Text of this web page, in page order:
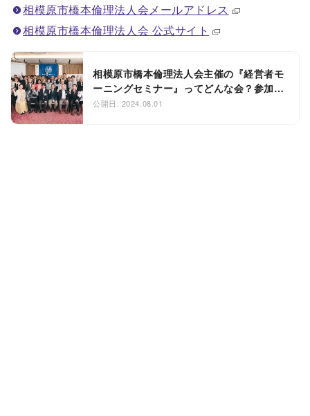
相模原市橋本倫理法人会メールアドレス
相模原市橋本倫理法人会 公式サイト
相模原市橋本倫理法人会主催の『経営者モ
ーニングセミナー』ってどんな会？参加し
てみました！
公開日: 2024.08.01